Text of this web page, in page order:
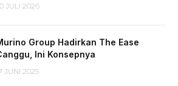
JULI 2026
Group Hadirkan The Ease
Ini Konsepnya
JUNI 2025